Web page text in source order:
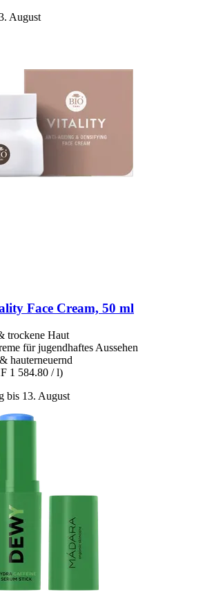
August
Face Cream, 50 ml
trockene Haut
für jugendhaftes Aussehen
hauterneuernd
1 584.80 / l)
bis 13. August